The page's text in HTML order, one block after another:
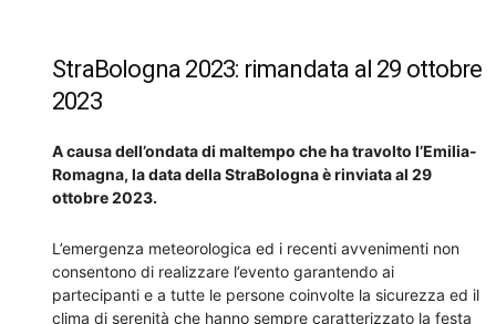
StraBologna 2023: rimandata al 29 ottobre
2023
A causa dell’ondata di maltempo che ha travolto l’Emilia-
Romagna, la data della StraBologna è rinviata al 29
ottobre 2023.
L’emergenza meteorologica ed i recenti avvenimenti non
consentono di realizzare l’evento garantendo ai
partecipanti e a tutte le persone coinvolte la sicurezza ed il
clima di serenità che hanno sempre caratterizzato la festa